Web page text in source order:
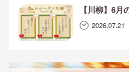
【川柳】6月
2026.07.21